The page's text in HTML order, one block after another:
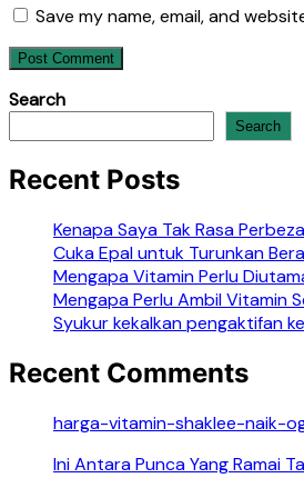
Save my name, email, and
Search
Search
Recent Posts
Kenapa Saya Tak Rasa
Cuka Epal untuk Turunkan
Mengapa Vitamin Perlu
Mengapa Perlu Ambil Vitamin
Syukur kekalkan pengaktifan
Recent Comments
harga-vitamin-shaklee-naik-
Ini Antara Punca Yang Ramai